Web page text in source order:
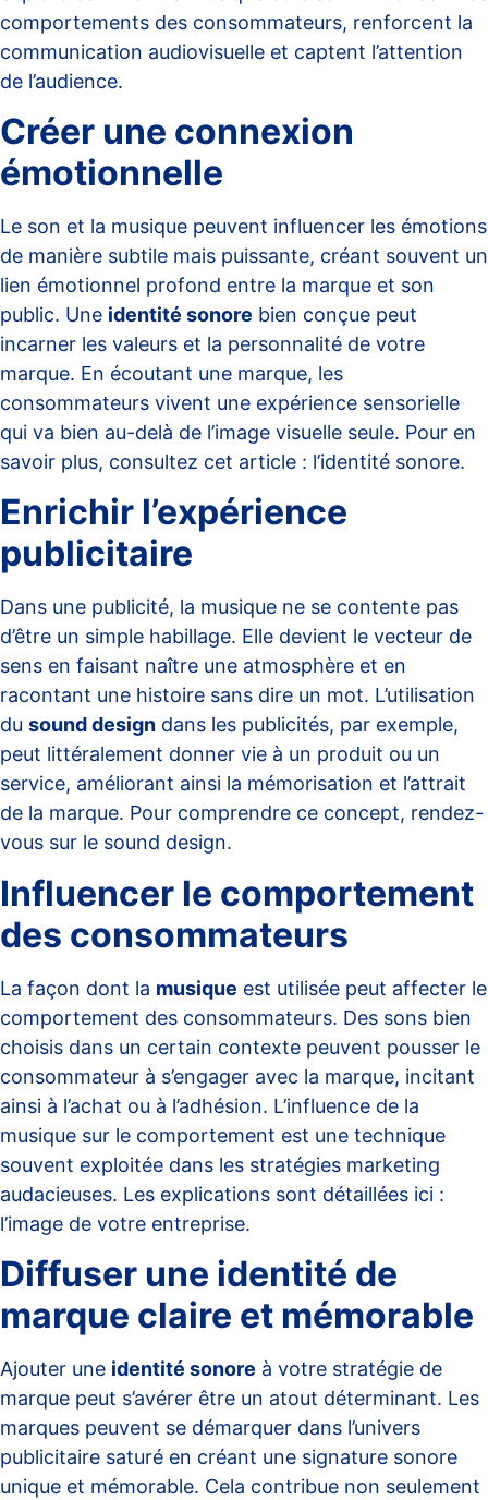
comportements des consommateurs, renforcent la
communication audiovisuelle et captent l’attention
de l’audience.
Créer une connexion
émotionnelle
Le son et la musique peuvent influencer les émotions
de manière subtile mais puissante, créant souvent un
lien émotionnel profond entre la marque et son
public. Une identité sonore bien conçue peut
incarner les valeurs et la personnalité de votre
marque. En écoutant une marque, les
consommateurs vivent une expérience sensorielle
qui va bien au-delà de l’image visuelle seule. Pour en
savoir plus, consultez cet article : l’identité sonore.
Enrichir l’expérience
publicitaire
Dans une publicité, la musique ne se contente pas
d’être un simple habillage. Elle devient le vecteur de
sens en faisant naître une atmosphère et en
racontant une histoire sans dire un mot. L’utilisation
du sound design dans les publicités, par exemple,
peut littéralement donner vie à un produit ou un
service, améliorant ainsi la mémorisation et l’attrait
de la marque. Pour comprendre ce concept, rendez-
vous sur le sound design.
Influencer le comportement
des consommateurs
La façon dont la musique est utilisée peut affecter le
comportement des consommateurs. Des sons bien
choisis dans un certain contexte peuvent pousser le
consommateur à s’engager avec la marque, incitant
ainsi à l’achat ou à l’adhésion. L’influence de la
musique sur le comportement est une technique
souvent exploitée dans les stratégies marketing
audacieuses. Les explications sont détaillées ici :
l’image de votre entreprise.
Diffuser une identité de
marque claire et mémorable
Ajouter une identité sonore à votre stratégie de
marque peut s’avérer être un atout déterminant. Les
marques peuvent se démarquer dans l’univers
publicitaire saturé en créant une signature sonore
unique et mémorable. Cela contribue non seulement